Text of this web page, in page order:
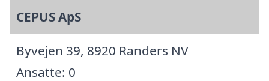
CEPUS ApS
Byvejen 39, 8920 Randers NV
Ansatte: 0